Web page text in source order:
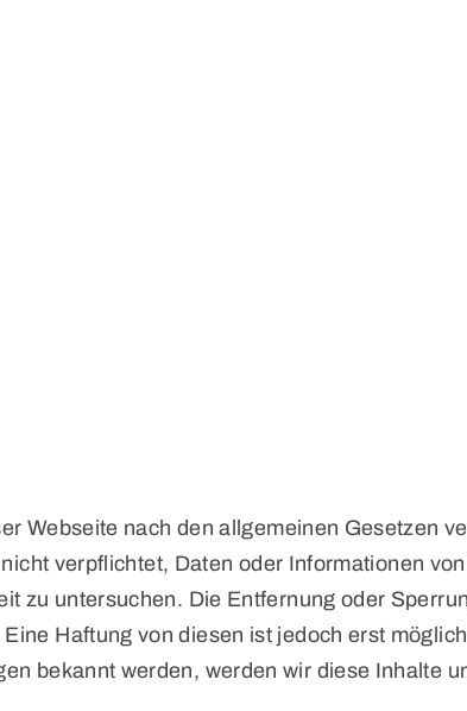
Webseite nach den allgemeinen Gesetzen
verpflichtet, Daten oder Informationen
zu untersuchen. Die Entfernung oder
Haftung von diesen ist jedoch erst
bekannt werden, werden wir diese Inhalte